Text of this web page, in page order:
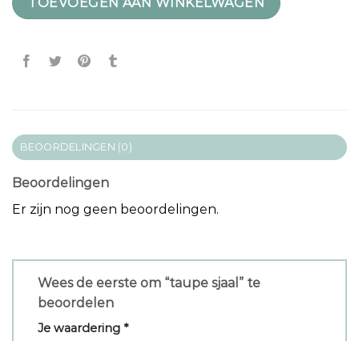
BEOORDELINGEN (0)
Beoordelingen
Er zijn nog geen beoordelingen.
Wees de eerste om “taupe sjaal” te
beoordelen
Je waardering *